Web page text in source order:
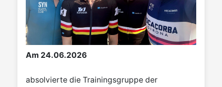
Am 24.06.2026
absolvierte die Trainingsgruppe der